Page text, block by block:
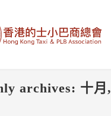
archives: 十月,